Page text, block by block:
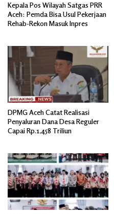
Kepala Pos Wilayah Satgas PRR
Aceh: Pemda Bisa Usul Pekerjaan
Rehab-Rekon Masuk Inpres
DPMG Aceh Catat Realisasi
Penyaluran Dana Desa Reguler
Capai Rp.1,458 Triliun